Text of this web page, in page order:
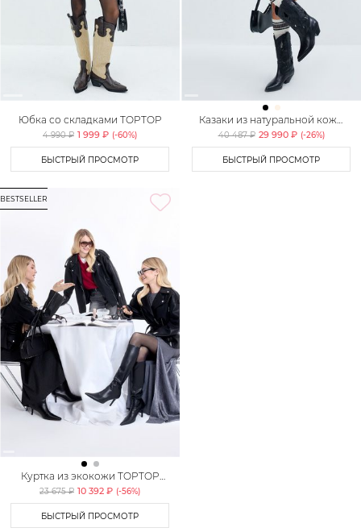
Юбка со складками TOPTOP
4 990 ₽ 1 999 ₽ (-60%)
БЫСТРЫЙ ПРОСМОТР
Казаки из натуральной кожи
Lera Nena
40 487 ₽ 29 990 ₽ (-26%)
БЫСТРЫЙ ПРОСМОТР
BESTSELLER
Куртка из экокожи TOPTOP
STUDIO
23 675 ₽ 10 392 ₽ (-56%)
БЫСТРЫЙ ПРОСМОТР